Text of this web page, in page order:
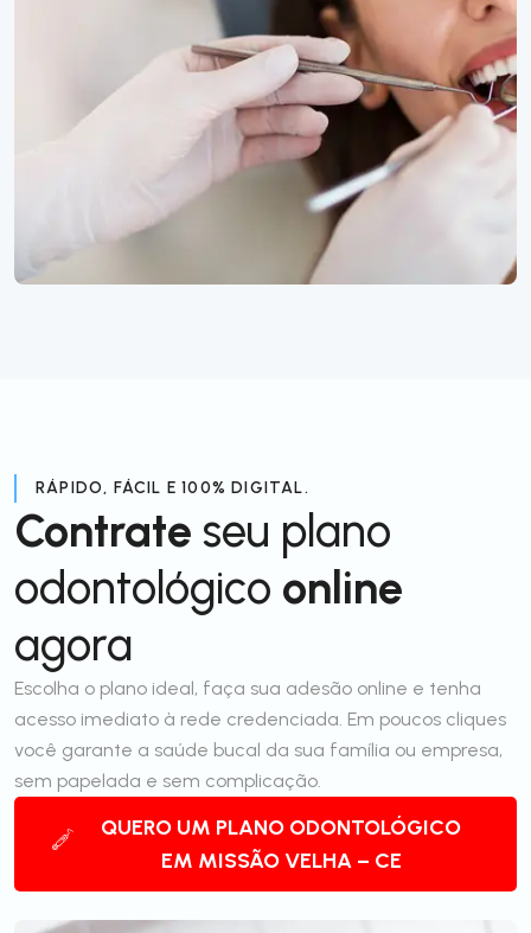
RÁPIDO, FÁCIL E 100% DIGITAL.
Contrate seu plano
odontológico online
agora
Escolha o plano ideal, faça sua adesão online e tenha
acesso imediato à rede credenciada. Em poucos cliques
você garante a saúde bucal da sua família ou empresa,
sem papelada e sem complicação.
QUERO UM PLANO ODONTOLÓGICO
EM MISSÃO VELHA – CE